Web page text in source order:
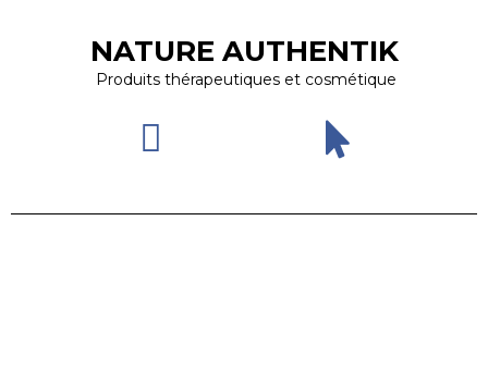
NATURE AUTHENTIK
Produits thérapeutiques et cosmétique